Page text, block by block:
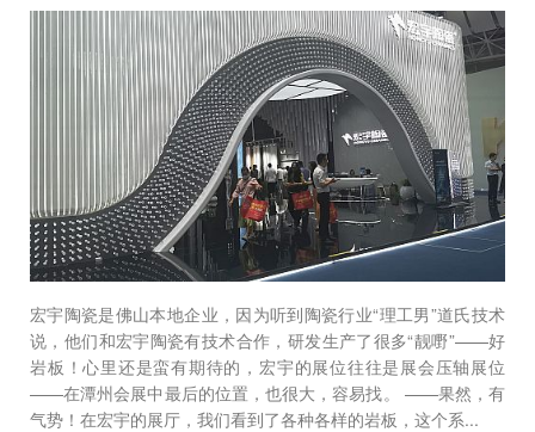
宏宇陶瓷是佛山本地企业，因为听到陶瓷行业“理工男”道氏技术
说，他们和宏宇陶瓷有技术合作，研发生产了很多“靓嘢”——好
岩板！心里还是蛮有期待的，宏宇的展位往往是展会压轴展位
——在潭州会展中最后的位置，也很大，容易找。 ——果然，有
气势！在宏宇的展厅，我们看到了各种各样的岩板，这个系...